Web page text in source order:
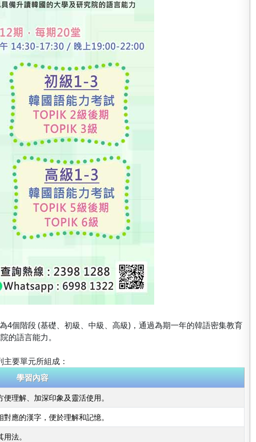
4個階段 (基礎、初級、中級、高級)，通過為期一年的韓語密集教育
的語言能力。
要單元所組成：
學習內容
理解、加深印象及靈活使用。
應的漢字，便於理解和記憶。
法。